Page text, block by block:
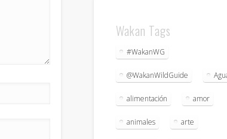
Wakan Tags
#WakanWG
@WakanWildGuide
alimentación amor
animales arte